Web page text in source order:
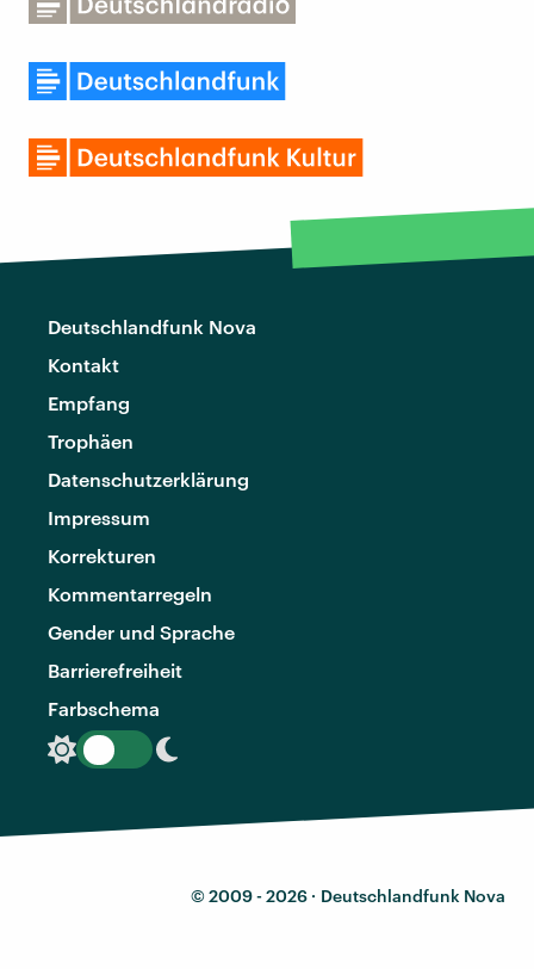
Deutschlandfunk Nova
Kontakt
Empfang
Trophäen
Datenschutzerklärung
Impressum
Korrekturen
Kommentarregeln
Gender und Sprache
Barrierefreiheit
Farbschema
© 2009 - 2026 · Deutschlandfunk Nova